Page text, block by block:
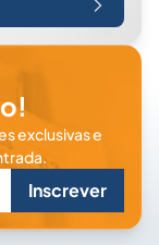
exclusivas e
Inscrever